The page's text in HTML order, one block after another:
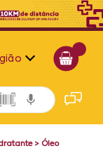
Alagoas
Bahia
> Óleo